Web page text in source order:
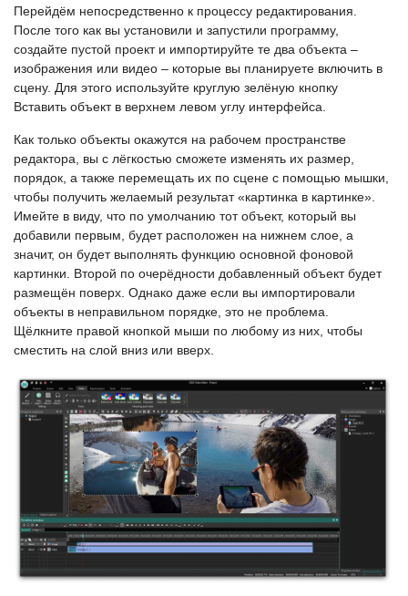
Перейдём непосредственно к процессу редактирования.
После того как вы установили и запустили программу,
создайте пустой проект и импортируйте те два объекта –
изображения или видео – которые вы планируете включить в
сцену. Для этого используйте круглую зелёную кнопку
Вставить объект в верхнем левом углу интерфейса.
Как только объекты окажутся на рабочем пространстве
редактора, вы с лёгкостью сможете изменять их размер,
порядок, а также перемещать их по сцене с помощью мышки,
чтобы получить желаемый результат «картинка в картинке».
Имейте в виду, что по умолчанию тот объект, который вы
добавили первым, будет расположен на нижнем слое, а
значит, он будет выполнять функцию основной фоновой
картинки. Второй по очерёдности добавленный объект будет
размещён поверх. Однако даже если вы импортировали
объекты в неправильном порядке, это не проблема.
Щёлкните правой кнопкой мыши по любому из них, чтобы
сместить на слой вниз или вверх.